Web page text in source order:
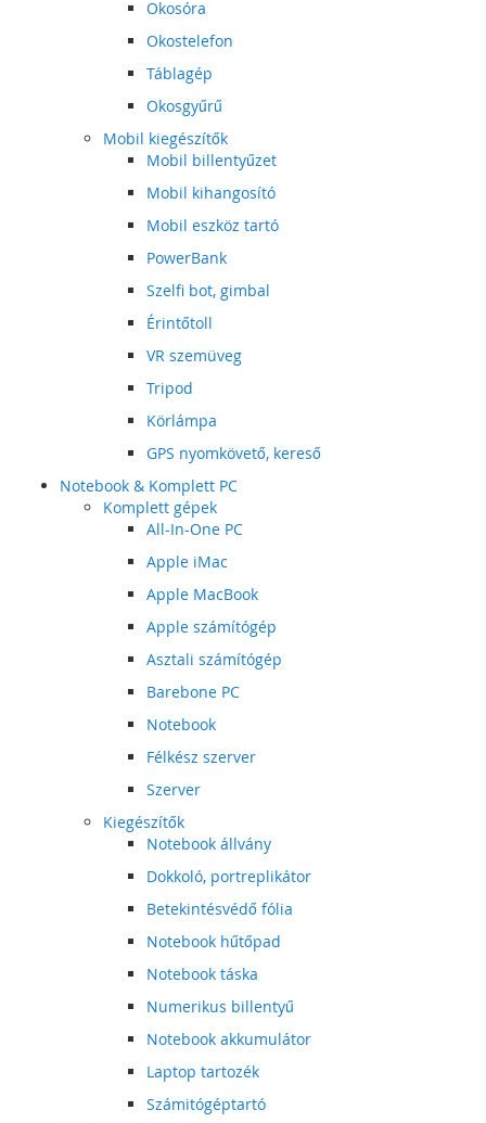
Okosóra
Okostelefon
Táblagép
Okosgyűrű
Mobil kiegészítők
Mobil billentyűzet
Mobil kihangosító
Mobil eszköz tartó
PowerBank
Szelfi bot, gimbal
Érintőtoll
VR szemüveg
Tripod
Körlámpa
GPS nyomkövető, kereső
Notebook & Komplett PC
Komplett gépek
All-In-One PC
Apple iMac
Apple MacBook
Apple számítógép
Asztali számítógép
Barebone PC
Notebook
Félkész szerver
Szerver
Kiegészítők
Notebook állvány
Dokkoló, portreplikátor
Betekintésvédő fólia
Notebook hűtőpad
Notebook táska
Numerikus billentyű
Notebook akkumulátor
Laptop tartozék
Számitógéptartó